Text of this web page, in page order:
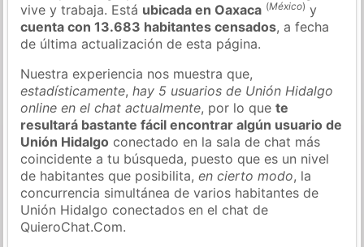
vive y trabaja. Está ubicada en Oaxaca (México) y
cuenta con 13.683 habitantes censados, a fecha
de última actualización de esta página.
Nuestra experiencia nos muestra que,
estadísticamente,hay 5 usuarios de Unión Hidalgo
online en el chat actualmente, por lo quete
resultará bastante fácil encontrar algún usuario de
Unión Hidalgo conectado en la sala de chat más
coincidente a tu búsqueda, puesto que es un nivel
de habitantes que posibilita,en cierto modo, la
concurrencia simultánea de varios habitantes de
Unión Hidalgo conectados en el chat de
QuieroChat.Com.